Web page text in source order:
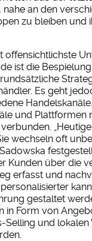
an den
zu bleiben und
offensichtlichste
ist die
Es geht
und Plattformen
wechseln oft
Sadowska
Kunden über die
erfasst und
gestaltet
in Form von
Selling und lokalen